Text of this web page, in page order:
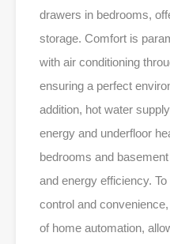
drawers in bedrooms,
storage. Comfort is
with air conditioning
ensuring a perfect
addition, hot water
energy and underfloor
bedrooms and
and energy efficiency.
control and
of home automation,